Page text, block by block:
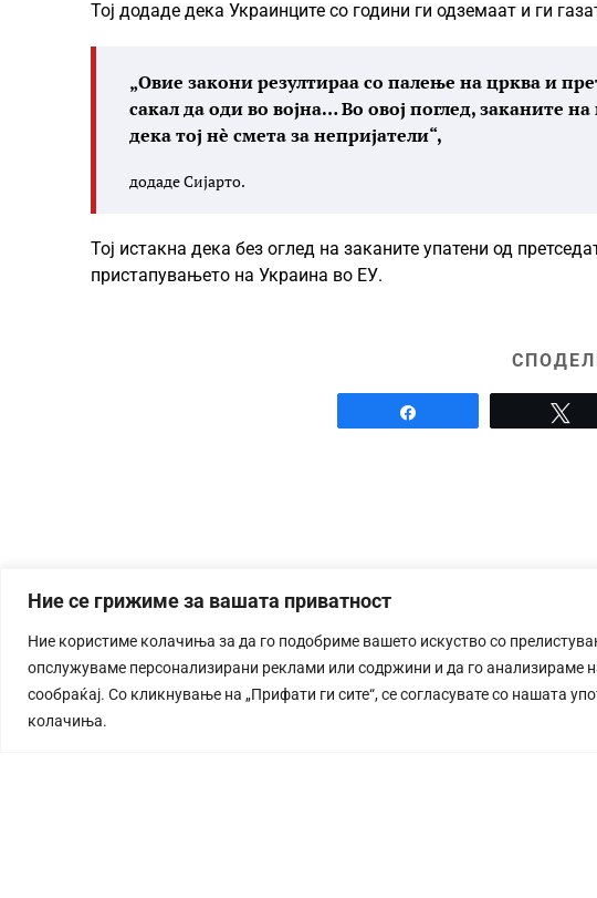
Ние се грижиме за вашата приватност
Ние користиме колачиња за да го подобриме вашето искуство со
опслужуваме персонализирани реклами или содржини и да го анализираме
сообраќај. Со кликнување на „Прифати ги сите“, се согласувате со нашата
колачиња.
Тој додаде дека Украинците со години ги одземаат и ги
„Овие закони резултираа со палење на црква и
сакал да оди во војна… Во овој поглед, заканите
дека тој нè смета за непријатели“,
додаде Сијарто.
Тој истакна дека без оглед на заканите упатени од
пристапувањето на Украина во ЕУ.